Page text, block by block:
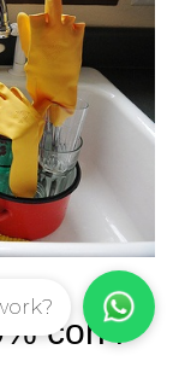
con i